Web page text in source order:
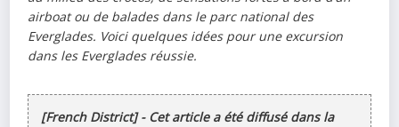
airboat ou de balades dans le parc national des
Everglades. Voici quelques idées pour une excursion
dans les Everglades réussie.
[French District] - Cet article a été diffusé dans la